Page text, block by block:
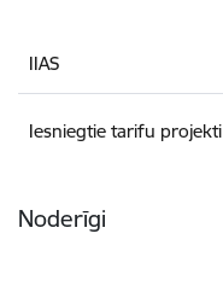
IIAS
Iesniegtie tarifu projekti
Noderīgi